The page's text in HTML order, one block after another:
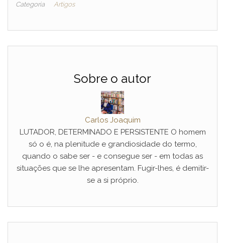
Categoria Artigos
Sobre o autor
Carlos Joaquim
LUTADOR, DETERMINADO E PERSISTENTE O homem
só o é, na plenitude e grandiosidade do termo,
quando o sabe ser - e consegue ser - em todas as
situações que se lhe apresentam. Fugir-lhes, é demitir-
se a si próprio.